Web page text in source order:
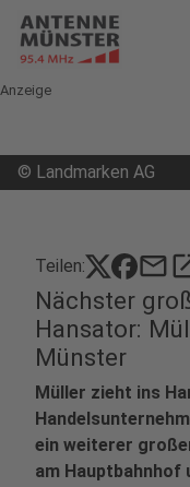
Anzeige
© Landmarken AG
Teilen: mail
Nächster
Hansator:
Münster
Müller zieht ins
ein weiterer
am Hauptbahnhof